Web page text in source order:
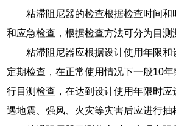
粘滞阻尼器的检查根据检查时间和
和应急检查，根据检查方法可分为目测
粘滞阻尼器应根据设计使用年限
定期检查，在正常使用情况下一般10
行目测检查，在达到设计使用年限时应
遇地震、强风、火灾等灾害后应进行抽